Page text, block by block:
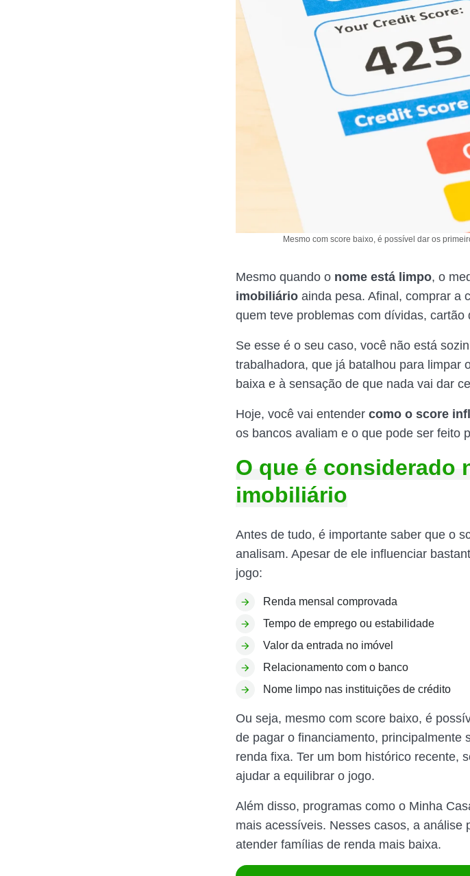
Mesmo com score baixo, é possível dar os
Mesmo quando o nome está limpo, o
imobiliário ainda pesa. Afinal, comprar a
quem teve problemas com dívidas,
Se esse é o seu caso, você não está
trabalhadora, que já batalhou para limpar
baixa e à sensação de que nada vai dar
Hoje, você vai entender como o score
os bancos avaliam e o que pode ser feito
O que é considerado
imobiliário
Antes de tudo, é importante saber que o
analisam. Apesar de ele influenciar
jogo:
Renda mensal comprovada
Tempo de emprego ou estabilidade
Valor da entrada no imóvel
Relacionamento com o banco
Nome limpo nas instituições de crédito
Ou seja, mesmo com score baixo, é
de pagar o financiamento, principalmente
renda fixa. Ter um bom histórico recente,
ajudar a equilibrar o jogo.
Além disso, programas como o Minha
mais acessíveis. Nesses casos, a
atender famílias de renda mais baixa.